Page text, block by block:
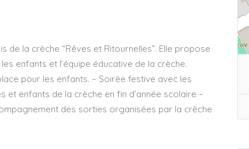
de la crèche “Rêves et Ritournelles”. Elle propose
enfants et l’équipe éducative de la crèche.
pour les enfants. – Soirée festive avec les
et enfants de la crèche en fin d’année scolaire –
des sorties organisées par la crèche